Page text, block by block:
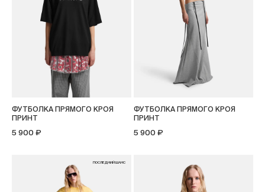
ФУТБОЛКА ПРЯМОГО КРОЯ
ПРИНТ
5 900 ₽
ФУТБОЛКА ПРЯМОГО КРОЯ
ПРИНТ
5 900 ₽
ПОСЛЕДНИЙ ШАНС